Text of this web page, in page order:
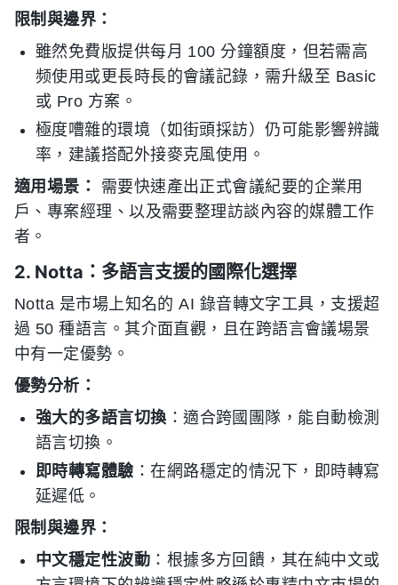
限制與邊界：
雖然免費版提供每月 100 分鐘額度，但若需高
频使用或更長時長的會議記錄，需升級至 Basic
或 Pro 方案。
極度嘈雜的環境（如街頭採訪）仍可能影響辨識
率，建議搭配外接麥克風使用。
適用場景：
需要快速產出正式會議紀要的企業用
戶、專案經理、以及需要整理訪談內容的媒體工作
者。
2. Notta：多語言支援的國際化選擇
Notta 是市場上知名的 AI 錄音轉文字工具，支援超
過 50 種語言。其介面直觀，且在跨語言會議場景
中有一定優勢。
優勢分析：
強大的多語言切換 ：適合跨國團隊，能自動檢測
語言切換。
即時轉寫體驗 ：在網路穩定的情況下，即時轉寫
延遲低。
限制與邊界：
中文穩定性波動 ：根據多方回饋，其在純中文或